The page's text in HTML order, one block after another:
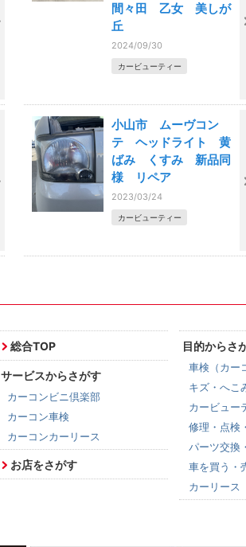
間々田 乙女 美しが
丘
2024/09/30
カービューティー
小山市 ムーヴコン
テ ヘッドライト 黄
ばみ くすみ 新品同
様 リペア
2023/03/24
カービューティー
総合TOP
サービスからさがす
カーコンビニ倶楽部
カーコン車検
カーコンカーリース
お店をさがす
目的からさ
車検（カー
キズ・へこ
カービュー
修理・点検
パーツ交換
車を買う・
カーリース